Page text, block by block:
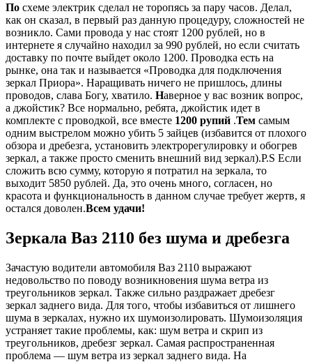
По схеме электрик сделал не торопясь за пару часов. Делал,
как он сказал, в первый раз данную процедуру, сложностей не
возникло. Сами провода у нас стоят 1200 рублей, но в
интернете я случайно находил за 990 рублей, но если считать
доставку по почте выйдет около 1200. Проводка есть на
рынке, она так и называется «Проводка для подключения
зеркал Приора». Наращивать ничего не пришлось, длины
проводов, слава Богу, хватило. Наверное у вас возник вопрос,
а джойстик? Все нормально, ребята, джойстик идет в
комплекте с проводкой, все вместе 1200 рупий .Тем самым
одним выстрелом можно убить 5 зайцев (избавится от плохого
обзора и дребезга, установить электрорегулировку и обогрев
зеркал, а также просто сменить внешний вид зеркал).P.S Если
сложить всю сумму, которую я потратил на зеркала, то
выходит 5850 рублей. Да, это очень много, согласен, но
красота и функциональность в данном случае требует жертв, я
остался доволен.Всем удачи!
Зеркала Ваз 2110 без шума и дребезга
Зачастую водители автомобиля Ваз 2110 выражают
недовольство по поводу возникновения шума ветра из
треугольников зеркал. Также сильно раздражает дребезг
зеркал заднего вида. Для того, чтобы избавиться от лишнего
шума в зеркалах, нужно их шумоизолировать. Шумоизоляция
устраняет такие проблемы, как: шум ветра и скрип из
треугольников, дребезг зеркал. Самая распространенная
проблема — шум ветра из зеркал заднего вида. На